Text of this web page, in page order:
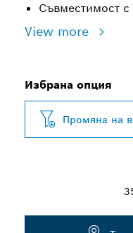
Съвместимост
View more
Избрана опция
Промяна на